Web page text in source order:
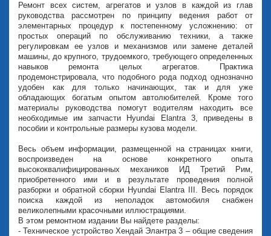
Ремонт всех систем, агрегатов и узлов в каждой из глав
руководства рассмотрен по принципу ведения работ от
элементарных процедур к постепенному усложнению: от
простых операций по обслуживанию техники, а также
регулировкам ее узлов и механизмов или замене деталей
машины, до крупного, трудоемкого, требующего определенных
навыков ремонта целых агрегатов. Практика
продемонстрировала, что подобного рода подход однозначно
удобен как для только начинающих, так и для уже
обладающих богатым опытом автолюбителей. Кроме того
материалы руководства помогут водителям находить все
необходимые им запчасти Hyundai Elantra 3, приведены в
пособии и контрольные размеры кузова модели.
Весь объем информации, размещенной на страницах книги,
воспроизведен на основе конкретного опыта
высококвалифицированных механиков ИД Третий Рим,
приобретенного ими и в результате проведения полной
разборки и обратной сборки Hyundai Elantra III. Весь порядок
поиска каждой из неполадок автомобиля снабжен
великолепными красочными иллюстрациями.
В этом ремонтном издании Вы найдете разделы:
- Техническое устройство Хендай Элантра 3 – общие сведения